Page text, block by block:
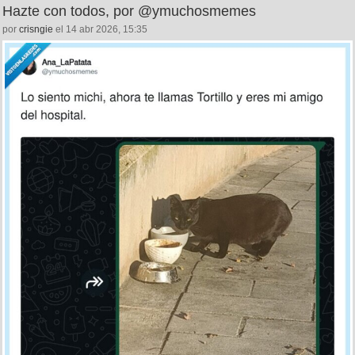
Hazte con todos, por @ymuchosmemes
por crisngie el 14 abr 2026, 15:35